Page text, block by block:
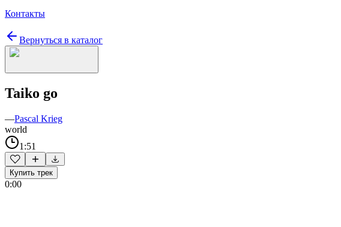
Контакты
Вернуться в каталог
Taiko go
—Pascal Krieg
world
1:51
Купить трек
0:00